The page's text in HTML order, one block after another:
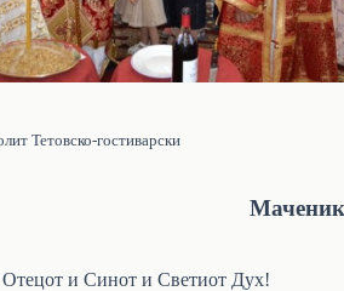
Тетовско-гостиварски
и Синот и Светиот Дух!